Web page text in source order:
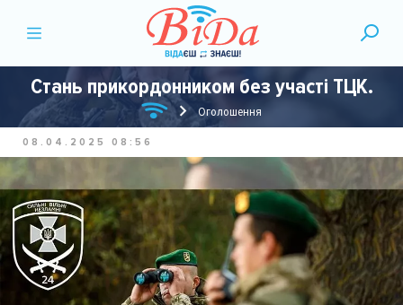
Стань прикордонником без участі ТЦК.
Оголошення
08.04.2025 08:56